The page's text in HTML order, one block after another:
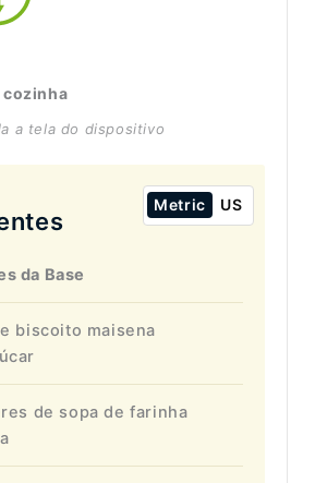
cozinha
a tela do dispositivo
Metric US
da Base
biscoito maisena
de sopa de farinha